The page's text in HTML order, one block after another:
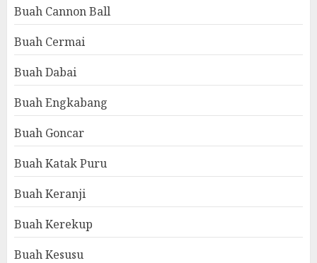
Buah Cannon Ball
Buah Cermai
Buah Dabai
Buah Engkabang
Buah Goncar
Buah Katak Puru
Buah Keranji
Buah Kerekup
Buah Kesusu